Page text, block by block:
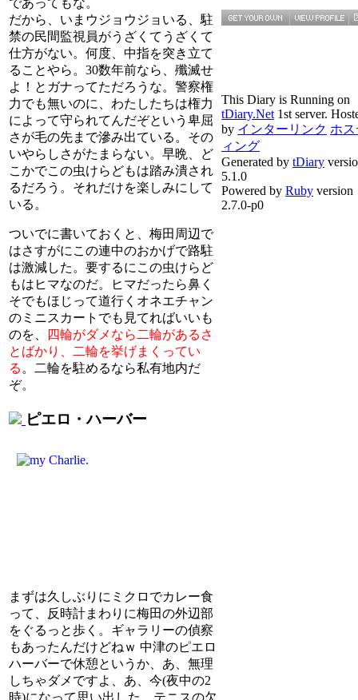
であってもな。
だから、いまウジョウジョいる、駐
禁の民間監視員がうざくてうざくて
仕方がない。何度、中指を突き立て
ることやら。30数年前なら、殲滅せ
よ！とガナってただろうな。警察権
力でも無いのに、わたしたちは権力
によって守られてんだぞという卑屈
さが毛の先まで滲み出ている。その
いやらしさがたまらない。早晩、ど
こかでこの虫けらどもは踏み潰され
るだろう。それだけを楽しみにして
いる。
ついでに書いておくと、梅田周辺で
はさすがにこの連中のおかげで路駐
は激減した。要するにこの虫けらど
もはヒマなのだ。ヒマだったら鼻く
そでもほじって道行くオネエチャン
のミニスカートでも見てればいいも
のを、
四輪がダメなら二輪があるさ
とばかり、二輪を挙げまくってい
る。二輪を駐めるなら私有地内だ
ぞ。
ピエロ・ハーバー
まずは久しぶりにミクロでカレー食
って、反時計まわりに梅田の外辺部
をぐるっと歩く。ギャラリーの偵察
もあったんだけどねｗ 中津のピエロ
ハーバーで休憩というか、あ、無理
しちゃダメですよ、あ、今(夜中の2
時)になって思い出した。テニスの欠
This Diary is Running on
tDiary.Net 1st server.
by インターリンク ホ
ィング
Generated by tDiary
5.1.0
Powered by Ruby version
2.7.0-p0